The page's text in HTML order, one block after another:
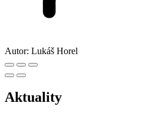
Autor: Lukáš Horel
Aktuality